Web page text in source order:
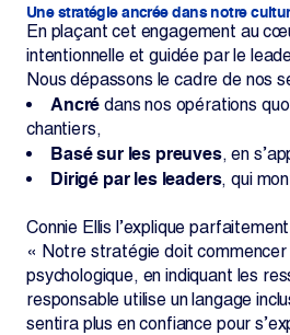
Une stratégie ancrée dans notre
En plaçant cet engagement au
intentionnelle et guidée par le
Nous dépassons le cadre de nos
Ancré dans nos opérations
chantiers,
Basé sur les preuves, en
Dirigé par les leaders, qui
Connie Ellis l’explique
« Notre stratégie doit commencer
psychologique, en indiquant les
responsable utilise un langage
sentira plus en confiance pour